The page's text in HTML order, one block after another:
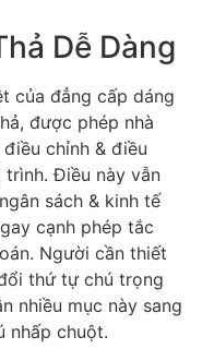
Dễ Dàng
của đẳng cấp dáng
được phép nhà
chỉnh & điều
trình. Điều này vẫn
sách & kinh tế
cạnh phép tắc
Người cần thiết
thứ tự chú trọng
nhiều mục này sang
nhấp chuột.